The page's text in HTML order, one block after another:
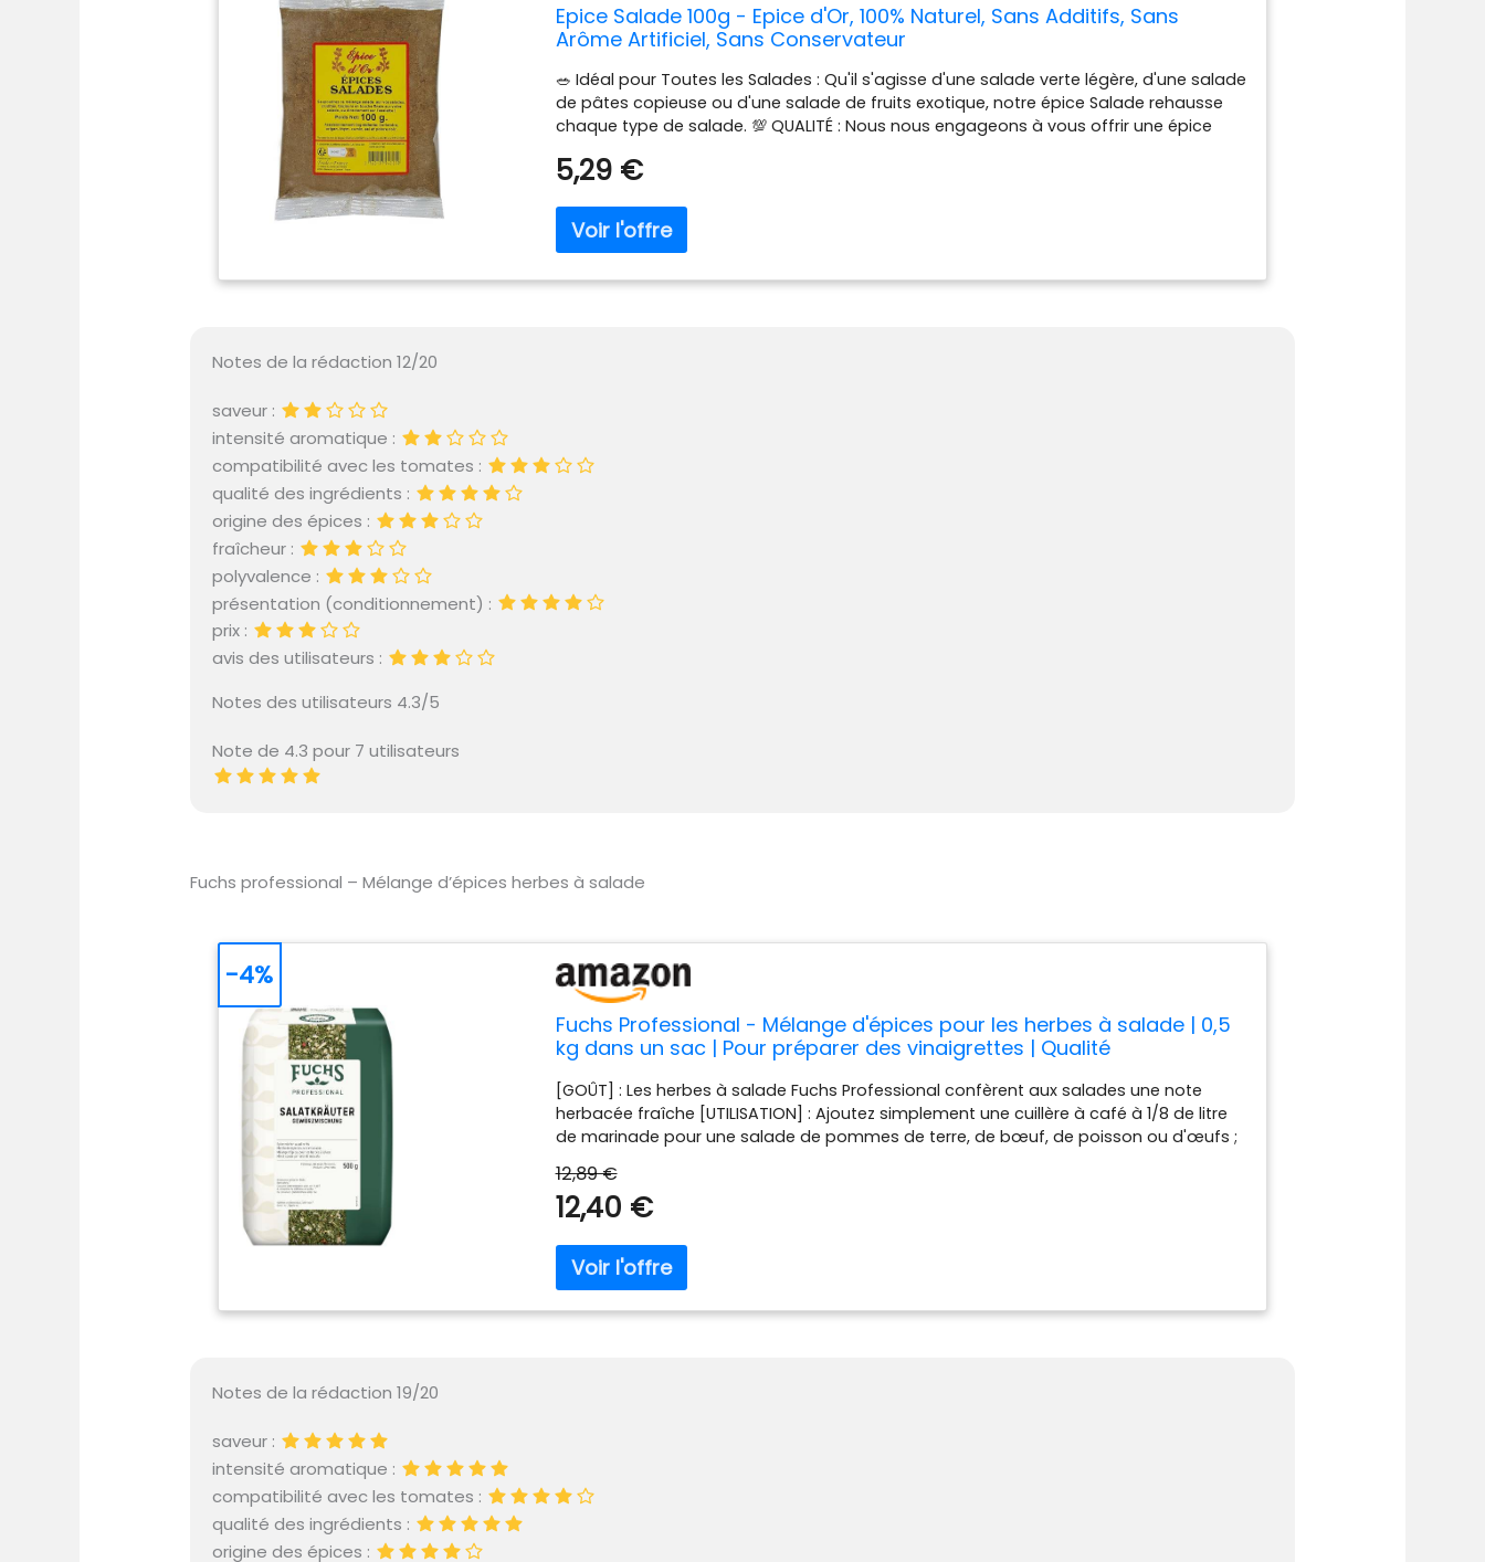
Epice Salade 100g - Epice d'Or, 100% Naturel, Sans Additifs, Sans
Arôme Artificiel, Sans Conservateur
🥗 Idéal pour Toutes les Salades : Qu'il s'agisse d'une salade verte légère, d'une salade
de pâtes copieuse ou d'une salade de fruits exotique, notre épice Salade rehausse
chaque type de salade. 💯 QUALITÉ : Nous nous engageons à vous offrir une épice
sélectionnés pour une expérience gustative supérieure. 🌱 100% NATUREL : Nous
expérience culinaire saine et authentique. 🌟 EPICE D'OR : Éveillez vos sens culinaires
avec Épice d'Or, une expérience gastronomique unique qui transformera vos plats.
qualité exceptionnelle à chaque grain, tandis que notre mélange exclusif vous
5,29 €
Notes de la rédaction 12/20
saveur :
intensité aromatique :
compatibilité avec les tomates :
qualité des ingrédients :
origine des épices :
fraîcheur :
polyvalence :
présentation (conditionnement) :
prix :
avis des utilisateurs :
Notes des utilisateurs 4.3/5
Note de 4.3 pour 7 utilisateurs
Fuchs professional – Mélange d’épices herbes à salade
Fuchs Professional - Mélange d'épices pour les herbes à salade | 0,5
kg dans un sac | Pour préparer des vinaigrettes | Qualité
[GOÛT] : Les herbes à salade Fuchs Professional confèrent aux salades une note
herbacée fraîche [UTILISATION] : Ajoutez simplement une cuillère à café à 1/8 de litre
de marinade pour une salade de pommes de terre, de bœuf, de poisson ou d'œufs ;
crues et des salades vertes. [MEILLEURS INGRÉDIENTS] : Cette épice ne contient ni
additifs, ni arômes, ni colorants ni d'agents de conservation améliorant le goût, ni
huile de palme [GRAND EMBALLAGE] : Les grands sacs de Fuchs Professional protègent
parfaitement les épices et sont parfaits pour tout grand consommateur [QUALITÉ
PROFESSIONNELLE - FUCHS ORIGINAUX] : En tant que groupe Fuchs, notre objectif et
de nouvelles expériences gustatives.
12,89 €
12,40 €
-4%
Notes de la rédaction 19/20
saveur :
intensité aromatique :
compatibilité avec les tomates :
qualité des ingrédients :
origine des épices :